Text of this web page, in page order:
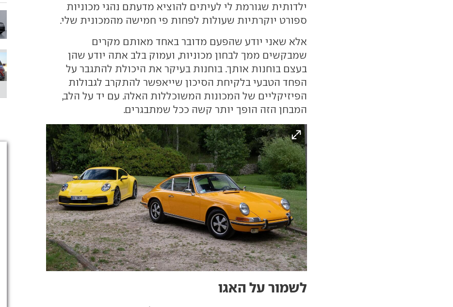
ילדותית שגורמת לי לעיתים להוציא מדעתם נהגי מכוניות
ספורט יוקרתיות שעולות לפחות פי חמישה מהמכונית שלי.
אלא שאני יודע שהפעם מדובר באחד מאותם מקרים
שמבקשים ממך לבחון מכוניות, ועמוק בלב אתה יודע שהן
בעצם בוחנות אותך. בוחנות בעיקר את היכולת להתגבר על
הפחד הטבעי בלקיחת הסיכון שייאפשר להתקרב לגבולות
הפיזיקליים של המכונות המשוכללות האלה. עם יד על הלב,
המבחן הזה הופך יותר קשה ככל שמתבגרים.
לשמור על האגו